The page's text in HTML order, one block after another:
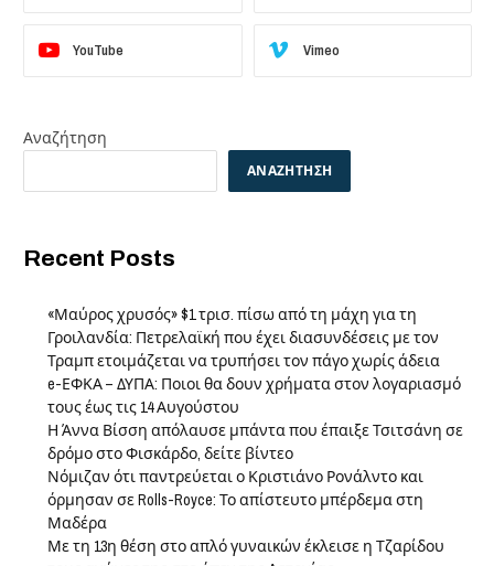
YouTube Vimeo
Αναζήτηση
ΑΝΑΖΉΤΗΣΗ
Recent Posts
«Μαύρος χρυσός» $1 τρισ. πίσω από τη μάχη για τη
Γροιλανδία: Πετρελαϊκή που έχει διασυνδέσεις με τον
Τραμπ ετοιμάζεται να τρυπήσει τον πάγο χωρίς άδεια
e-ΕΦΚΑ – ΔΥΠΑ: Ποιοι θα δουν χρήματα στον λογαριασμό
τους έως τις 14 Αυγούστου
Η Άννα Βίσση απόλαυσε μπάντα που έπαιξε Τσιτσάνη σε
δρόμο στο Φισκάρδο, δείτε βίντεο
Νόμιζαν ότι παντρεύεται ο Κριστιάνο Ρονάλντο και
όρμησαν σε Rolls-Royce: Το απίστευτο μπέρδεμα στη
Μαδέρα
Με τη 13η θέση στο απλό γυναικών έκλεισε η Τζαρίδου